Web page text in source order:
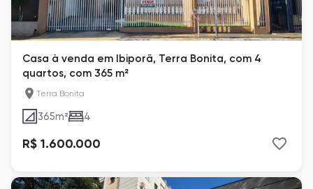
Casa à venda em Ibiporã, Terra Bonita, com 4
quartos, com 365 m²
Terra Bonita
365m² 4
R$ 1.600.000